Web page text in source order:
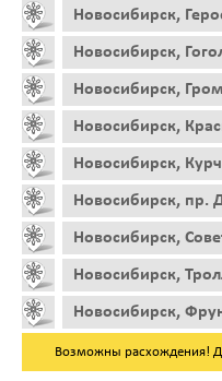
Новосибирск,
Новосибирск,
Новосибирск,
Новосибирск,
Новосибирск,
Новосибирск, пр.
Новосибирск,
Новосибирск,
Новосибирск,
Возможны расхождения!